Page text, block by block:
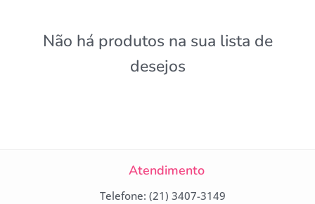
Não há produtos na sua lista de
desejos
Atendimento
Telefone: (21) 3407-3149